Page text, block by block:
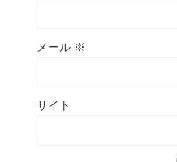
メール ※
サイト